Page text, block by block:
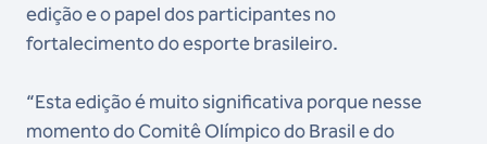
edição e o papel dos participantes no
fortalecimento do esporte brasileiro.
“Esta edição é muito significativa porque nesse
momento do Comitê Olímpico do Brasil e do